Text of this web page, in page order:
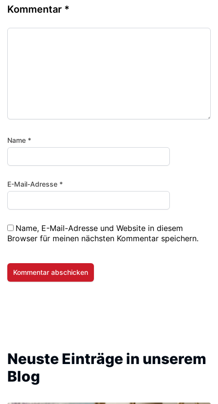
Kommentar *
Name *
E-Mail-Adresse *
Name, E-Mail-Adresse und Website in diesem
Browser für meinen nächsten Kommentar speichern.
Neuste Einträge in unserem
Blog